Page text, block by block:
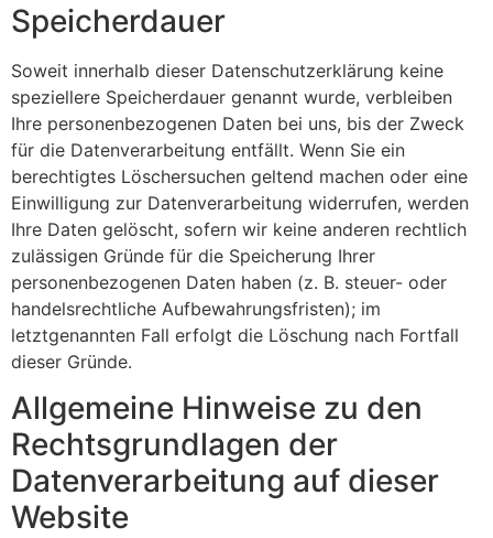
Speicherdauer
Soweit innerhalb dieser Datenschutzerklärung keine
speziellere Speicherdauer genannt wurde, verbleiben
Ihre personenbezogenen Daten bei uns, bis der Zweck
für die Datenverarbeitung entfällt. Wenn Sie ein
berechtigtes Löschersuchen geltend machen oder eine
Einwilligung zur Datenverarbeitung widerrufen, werden
Ihre Daten gelöscht, sofern wir keine anderen rechtlich
zulässigen Gründe für die Speicherung Ihrer
personenbezogenen Daten haben (z. B. steuer- oder
handelsrechtliche Aufbewahrungsfristen); im
letztgenannten Fall erfolgt die Löschung nach Fortfall
dieser Gründe.
Allgemeine Hinweise zu den
Rechtsgrundlagen der
Datenverarbeitung auf dieser
Website